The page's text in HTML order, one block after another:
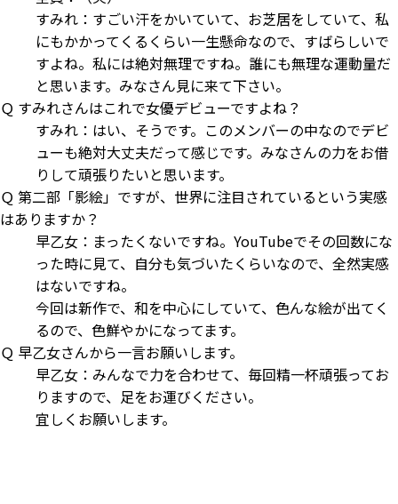
すみれ：すごい汗をかいていて、お芝居をしていて、私
にもかかってくるくらい一生懸命なので、すばらしいで
すよね。私には絶対無理ですね。誰にも無理な運動量だ
と思います。みなさん見に来て下さい。
Ｑ すみれさんはこれで女優デビューですよね？
すみれ：はい、そうです。このメンバーの中なのでデビ
ューも絶対大丈夫だって感じです。みなさんの力をお借
りして頑張りたいと思います。
Ｑ 第二部「影絵」ですが、世界に注目されているという実感
はありますか？
早乙女：まったくないですね。YouTubeでその回数にな
った時に見て、自分も気づいたくらいなので、全然実感
はないですね。
今回は新作で、和を中心にしていて、色んな絵が出てく
るので、色鮮やかになってます。
Ｑ 早乙女さんから一言お願いします。
早乙女：みんなで力を合わせて、毎回精一杯頑張ってお
りますので、足をお運びください。
宜しくお願いします。